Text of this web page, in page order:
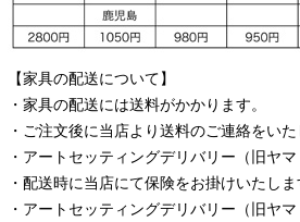
【家具の配送について】
・家具の配送には送料がかかります。
・ご注文後に当店より送料のご連絡をいた
・ アートセッティングデリバリー （旧ヤ
・配送時に当店にて保険をお掛けいたしま
・ アートセッティングデリバリー （旧ヤ